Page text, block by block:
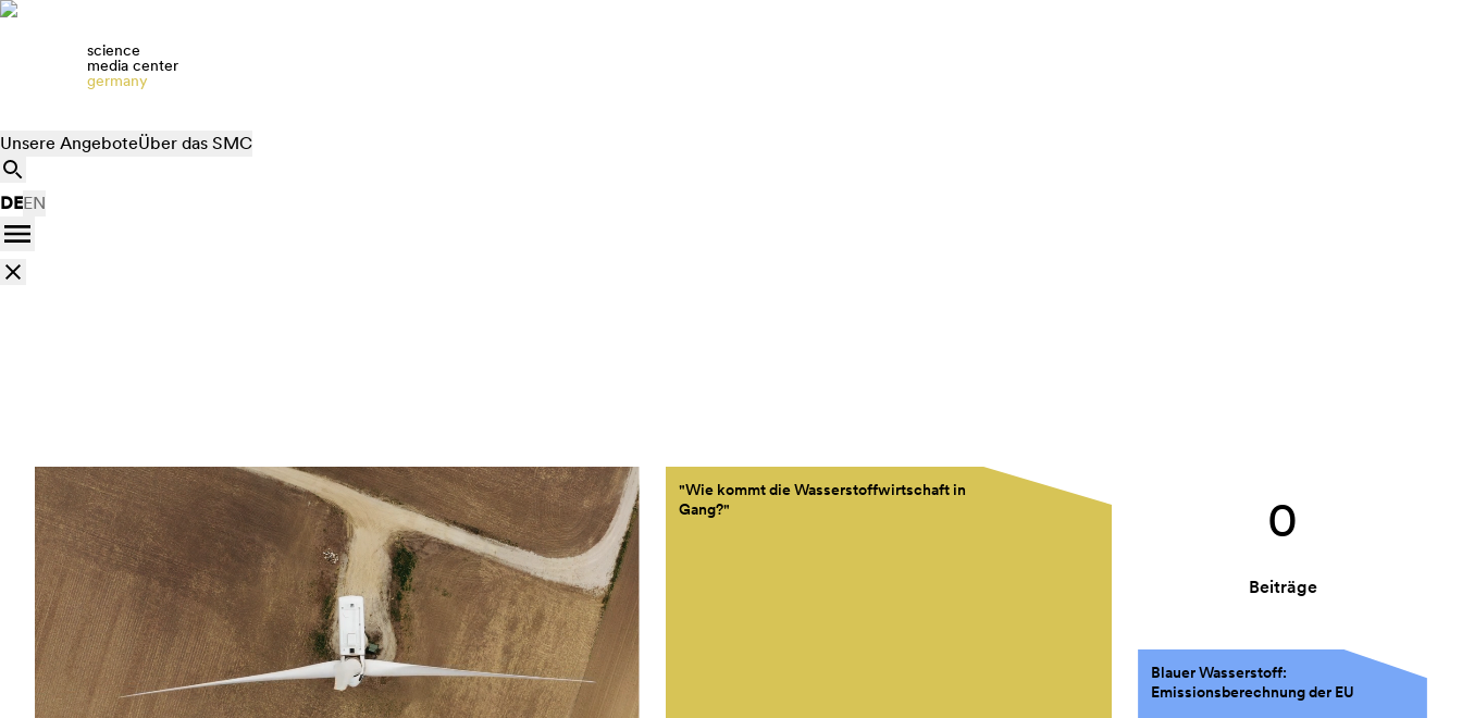
science
media center
germany
Unsere AngeboteÜber das SMC
DEEN
0
Beiträge
"Wie kommt die Wasserstoffwirtschaft in
Gang?"
Blauer Wasserstoff:
Emissionsberechnung der EU